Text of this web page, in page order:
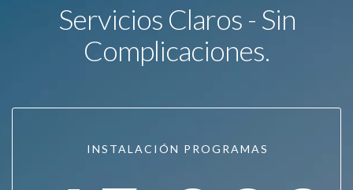
Servicios Claros - Sin
Complicaciones.
INSTALACIÓN PROGRAMAS